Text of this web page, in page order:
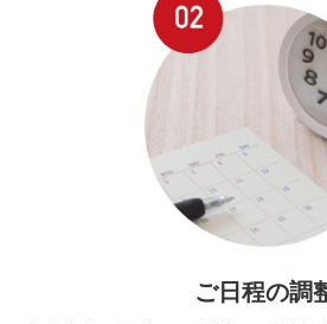
ご日程の調